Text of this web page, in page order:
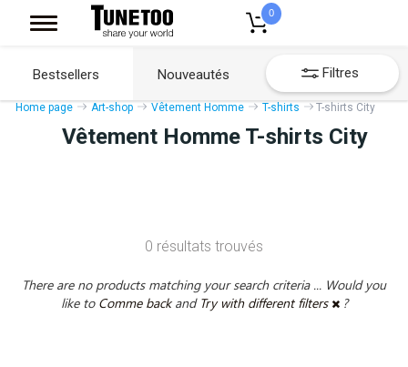
0
Bestsellers Nouveautés Filtres
Home page Art-shop Vêtement Homme T-shirts T-shirts City
Vêtement Homme T-shirts City
0 résultats trouvés
There are no products matching your search criteria ... Would you
like to Comme back and Try with different filters ?